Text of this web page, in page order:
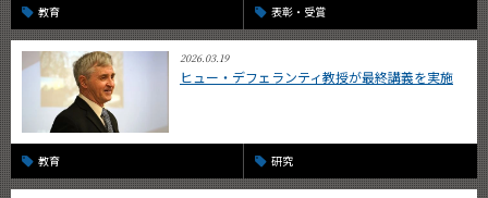
教育 表彰・受賞
2026.03.19
ヒュー・デフェランティ教授が最終講義を実施
教育 研究